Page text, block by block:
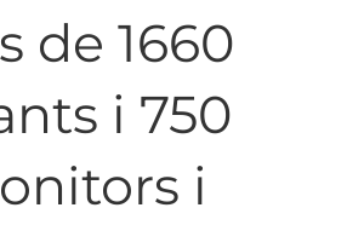
de 1660
i 750
i